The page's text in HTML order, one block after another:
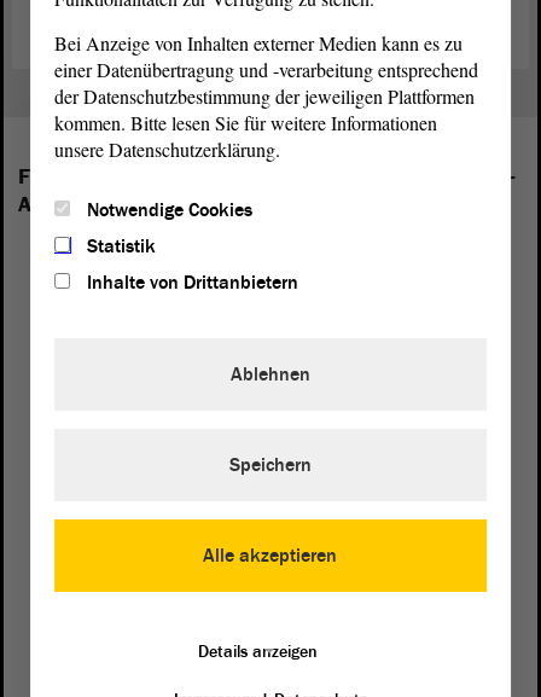
Folgende Fraktionen sind im Landtag von Sachsen-
Anhalt vertreten:
Bei Anzeige von Inhalten externer Medien kann es zu
einer Datenübertragung und -verarbeitung entsprechend
der Datenschutzbestimmung der jeweiligen Plattformen
kommen. Bitte lesen Sie für weitere Informationen
unsere Datenschutzerklärung.
Notwendige Cookies
Statistik
Inhalte von Drittanbietern
Alle akzeptieren
Ablehnen
Speichern
Details anzeigen